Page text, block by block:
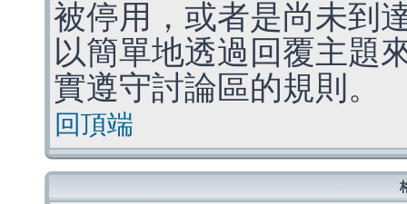
被停用，或者是尚未到
以簡單地透過回覆主題
實遵守討論區的規則。
回頂端